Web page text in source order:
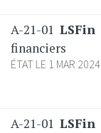
A-21-01 LSFin
financiers
ÉTAT LE 1 MAR 2024
A-21-01 LSFin